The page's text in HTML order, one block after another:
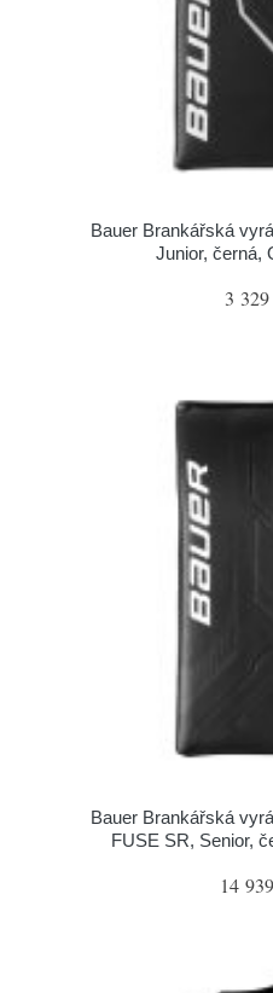
Bauer Brankářská
Junior, černá,
3
Bauer Brankářská
FUSE SR, Senior,
14